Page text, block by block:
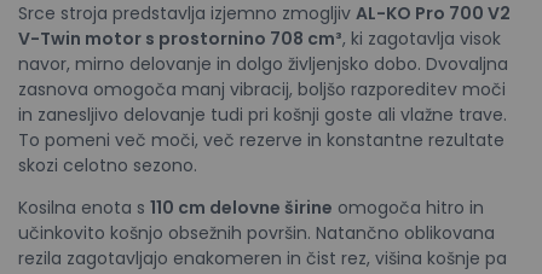
Srce stroja predstavlja izjemno zmogljiv AL-KO Pro 700 V2
V-Twin motor s prostornino 708 cm³, ki zagotavlja visok
navor, mirno delovanje in dolgo življenjsko dobo. Dvovaljna
zasnova omogoča manj vibracij, boljšo razporeditev moči
in zanesljivo delovanje tudi pri košnji goste ali vlažne trave.
To pomeni več moči, več rezerve in konstantne rezultate
skozi celotno sezono.
Kosilna enota s 110 cm delovne širine omogoča hitro in
učinkovito košnjo obsežnih površin. Natančno oblikovana
rezila zagotavljajo enakomeren in čist rez, višina košnje pa